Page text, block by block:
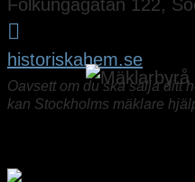
Folkungagatan 122,

historiskahem.se
Oavsett om du ska sälja ditt
kan Stockholms mäklare